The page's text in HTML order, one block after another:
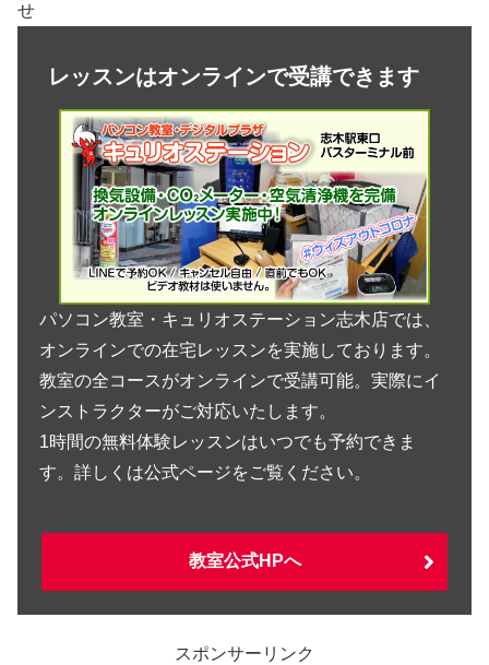
せ
レッスンはオンラインで受講できます
パソコン教室・キュリオステーション志木店では、
オンラインでの在宅レッスンを実施しております。
教室の全コースがオンラインで受講可能。実際にイ
ンストラクターがご対応いたします。
1時間の無料体験レッスンはいつでも予約できま
す。詳しくは公式ページをご覧ください。
教室公式HPへ
スポンサーリンク